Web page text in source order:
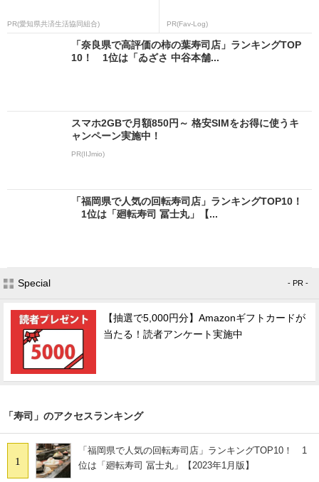
PR(愛知県共済生活協同組合) PR(Fav-Log)
「奈良県で高評価の柿の葉寿司店」ランキングTOP
10！ 1位は「ゐざさ 中谷本舗...
スマホ2GBで月額850円～ 格安SIMをお得に使うキ
ャンペーン実施中！
PR(IIJmio)
「福岡県で人気の回転寿司店」ランキングTOP10！
1位は「廻転寿司 冨士丸」【...
Special - PR -
【抽選で5,000円分】Amazonギフトカードが
当たる！読者アンケート実施中
「寿司」のアクセスランキング
1
「福岡県で人気の回転寿司店」ランキングTOP10！ 1
位は「廻転寿司 冨士丸」【2023年1月版】